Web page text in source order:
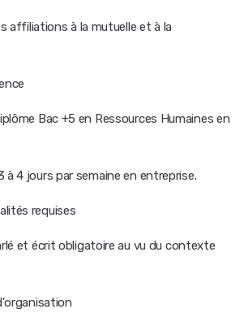
affiliations à la mutuelle et à la
Bac +5 en Ressources Humaines en
4 jours par semaine en entreprise.
requises
et écrit obligatoire au vu du contexte